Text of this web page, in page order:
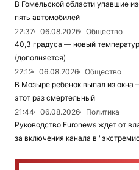
В Гомельской области упавшие
пять автомобилей
22:37
06.08.2026
Общество
40,3 градуса — новый
(дополняется)
22:12
06.08.2026
Общество
В Мозыре ребенок выпал из окна
этот раз смертельный
21:44
06.08.2026
Политика
Руководство Euronews ждет от
за включения канала в